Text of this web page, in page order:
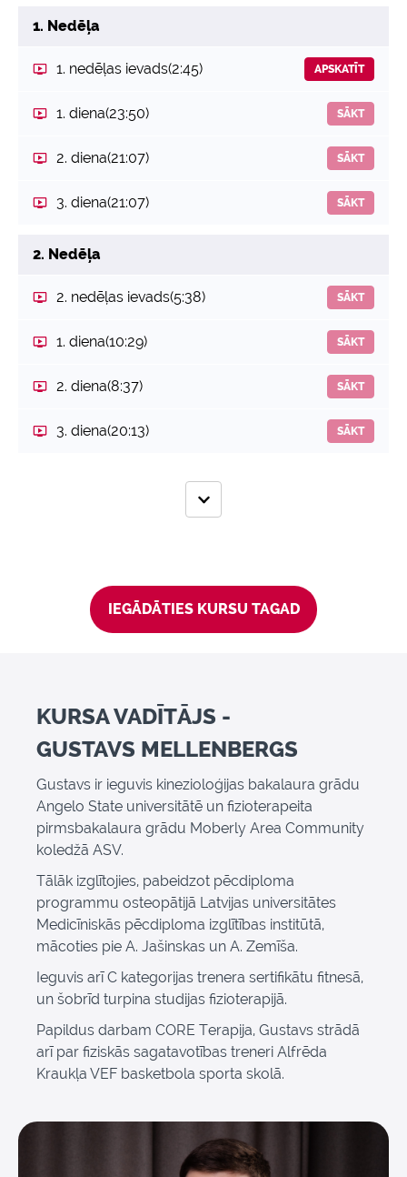
1. Nedēļa
1. nedēļas ievads(2:45) APSKATĪT
1. diena(23:50) SĀKT
2. diena(21:07) SĀKT
3. diena(21:07) SĀKT
2. Nedēļa
2. nedēļas ievads(5:38) SĀKT
1. diena(10:29) SĀKT
2. diena(8:37) SĀKT
3. diena(20:13) SĀKT
IEGĀDĀTIES KURSU TAGAD
KURSA VADĪTĀJS -
GUSTAVS MELLENBERGS
Gustavs ir ieguvis kinezioloģijas bakalaura grādu
Angelo State universitātē un fizioterapeita
pirmsbakalaura grādu Moberly Area Community
koledžā ASV.
Tālāk izglītojies, pabeidzot pēcdiploma
programmu osteopātijā Latvijas universitātes
Medicīniskās pēcdiploma izglītības institūtā,
mācoties pie A. Jašinskas un A. Zemīša.
Ieguvis arī C kategorijas trenera sertifikātu fitnesā,
un šobrīd turpina studijas fizioterapijā.
Papildus darbam CORE Terapija, Gustavs strādā
arī par fiziskās sagatavotības treneri Alfrēda
Kraukļa VEF basketbola sporta skolā.